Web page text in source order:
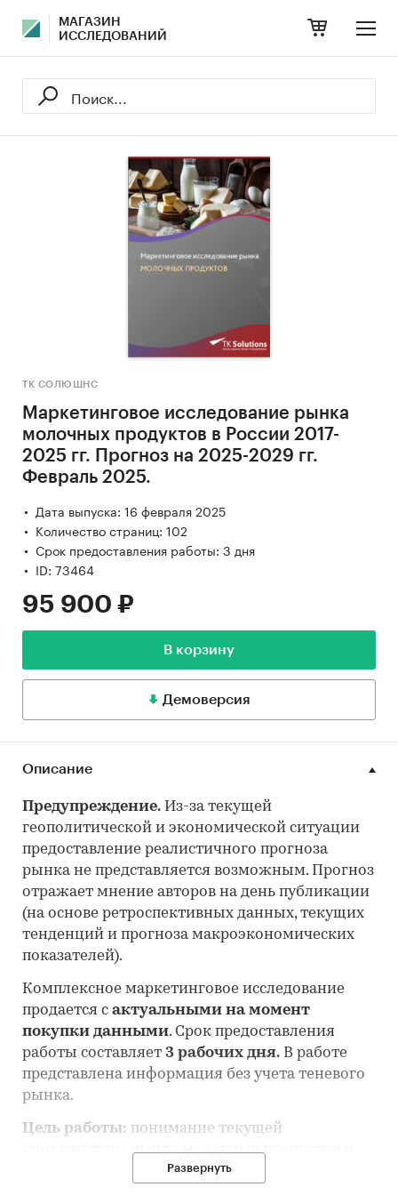
МАГАЗИН
ИССЛЕДОВАНИЙ
ТК СОЛЮШНС
Маркетинговое исследование рынка
молочных продуктов в России 2017-
2025 гг. Прогноз на 2025-2029 гг.
Февраль 2025.
Дата выпуска: 16 февраля 2025
Количество страниц: 102
Срок предоставления работы: 3 дня
ID: 73464
95 900 ₽
В корзину
Демоверсия
Описание
Предупреждение. Из-за текущей
геополитической и экономической ситуации
предоставление реалистичного прогноза
рынка не представляется возможным. Прогноз
отражает мнение авторов на день публикации
(на основе ретроспективных данных, текущих
тенденций и прогноза макроэкономических
показателей).
Комплексное маркетинговое исследование
продается с актуальными на момент
покупки данными. Срок предоставления
работы составляет 3 рабочих дня. В работе
представлена информация без учета теневого
рынка.
Цель работы: понимание текущей
конъюнктуры рынка молочных продуктов и
оценка перспектив его развития.
Развернуть